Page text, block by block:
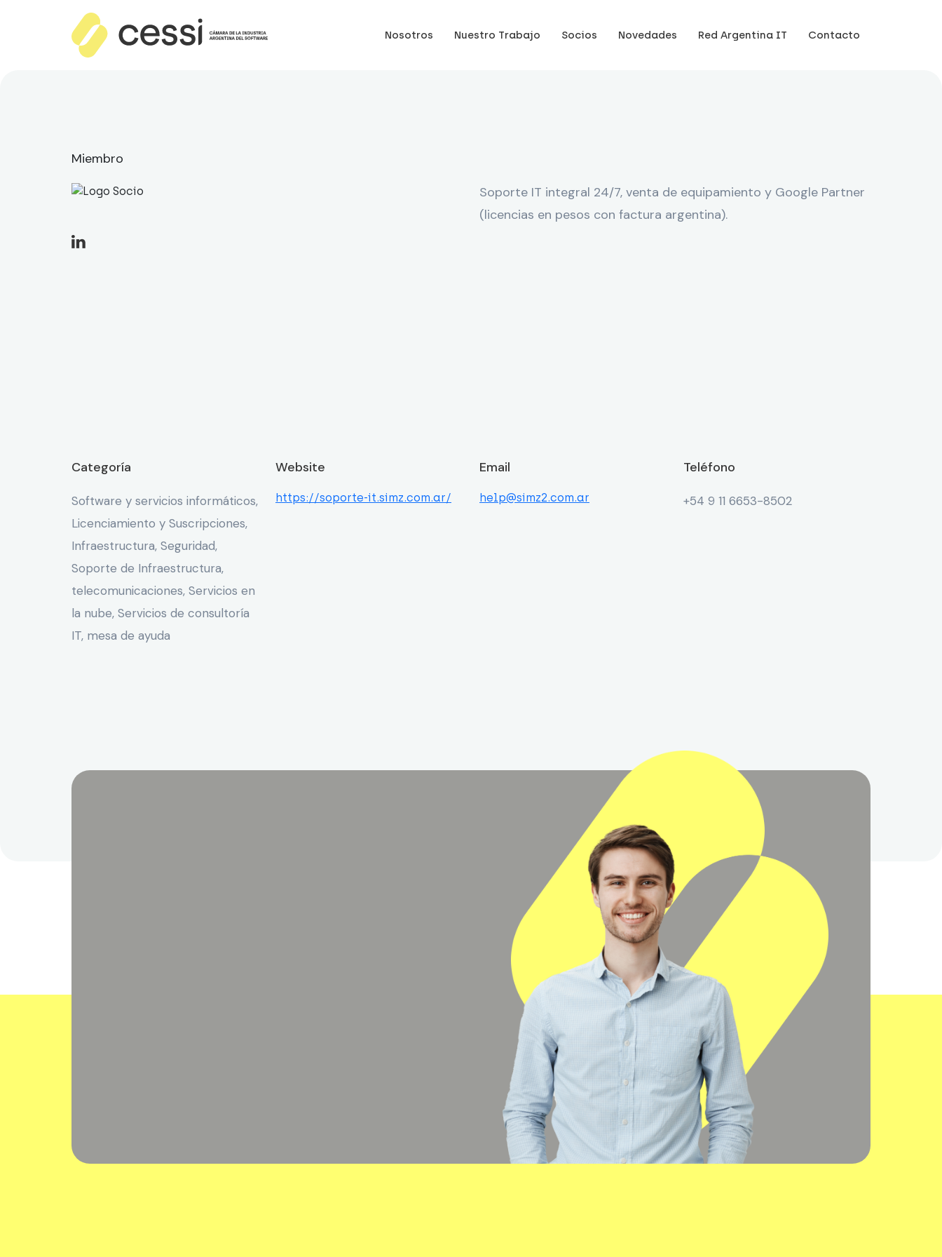
Nosotros Nuestro Trabajo Socios Novedades Red Argentina IT Contacto
Miembro
Soporte IT integral 24/7, venta de equipamiento y Google Partner
(licencias en pesos con factura argentina).
Categoría
Software y servicios informáticos,
Licenciamiento y Suscripciones,
Infraestructura, Seguridad,
Soporte de Infraestructura,
telecomunicaciones, Servicios en
la nube, Servicios de consultoría
IT, mesa de ayuda
Website
https://soporte-it.simz.com.ar/
Email
help@simz2.com.ar
Teléfono
+54 9 11 6653-8502